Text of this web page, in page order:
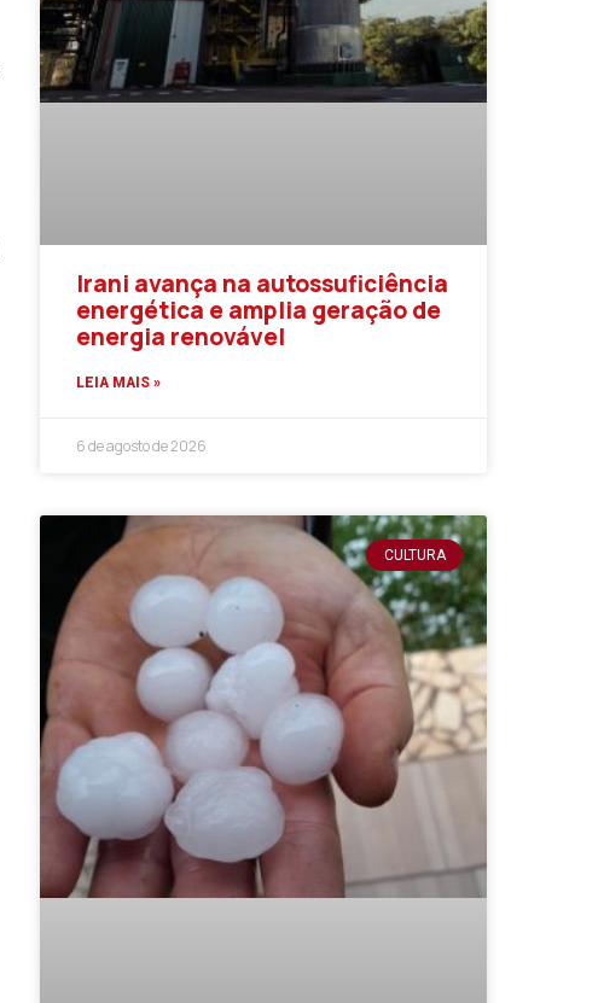
Irani avança na autossuficiência
energética e amplia geração de
energia renovável
LEIA MAIS »
6 de agosto de 2026
CULTURA